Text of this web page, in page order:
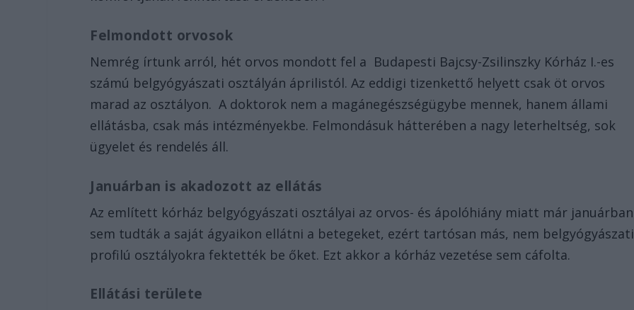
Felmondott orvosok
Nemrég írtunk arról, hét orvos mondott fel a Budapesti Bajcsy-Zsilinszky Kórház I.-es
számú belgyógyászati osztályán áprilistól. Az eddigi tizenkettő helyett csak öt orvos
marad az osztályon. A doktorok nem a magánegészségügybe mennek, hanem állami
ellátásba, csak más intézményekbe. Felmondásuk hátterében a nagy leterheltség, sok
ügyelet és rendelés áll.
Januárban is akadozott az ellátás
Az említett kórház belgyógyászati osztályai az orvos- és ápolóhiány miatt már januárban
sem tudták a saját ágyaikon ellátni a betegeket, ezért tartósan más, nem belgyógyászati
profilú osztályokra fektették be őket. Ezt akkor a kórház vezetése sem cáfolta.
Ellátási területe